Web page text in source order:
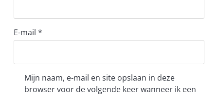
E-mail *
Mijn naam, e-mail en site opslaan in deze
browser voor de volgende keer wanneer ik een